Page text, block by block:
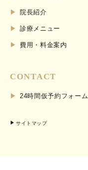
院長紹介
診療メニュー
費用・料金案内
CONTACT
24時間仮予約フォーム
サイトマップ